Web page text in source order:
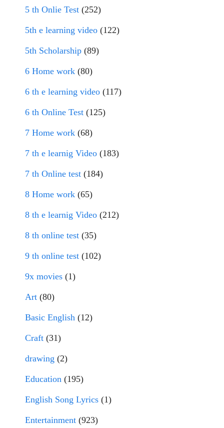
5 th Onlie Test (252)
5th e learning video (122)
5th Scholarship (89)
6 Home work (80)
6 th e learning video (117)
6 th Online Test (125)
7 Home work (68)
7 th e learnig Video (183)
7 th Online test (184)
8 Home work (65)
8 th e learnig Video (212)
8 th online test (35)
9 th online test (102)
9x movies (1)
Art (80)
Basic English (12)
Craft (31)
drawing (2)
Education (195)
English Song Lyrics (1)
Entertainment (923)